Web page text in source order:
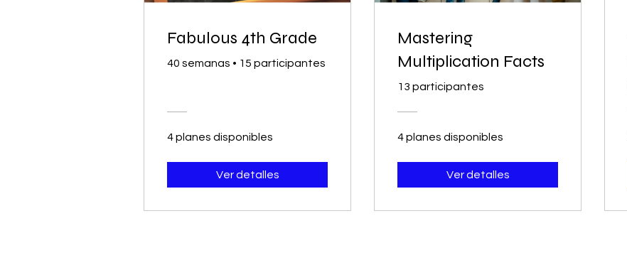
Fabulous 4th Grade
40 semanas • 15 participantes
4 planes disponibles
Ver detalles
Mastering
Multiplication Facts
13 participantes
4 planes disponibles
Ver detalles